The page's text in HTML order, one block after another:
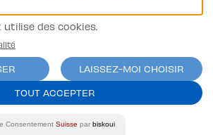
des cookies.
LAISSEZ-MOI CHOISIR
TOUT ACCEPTER
Consentement Suisse par biskoui